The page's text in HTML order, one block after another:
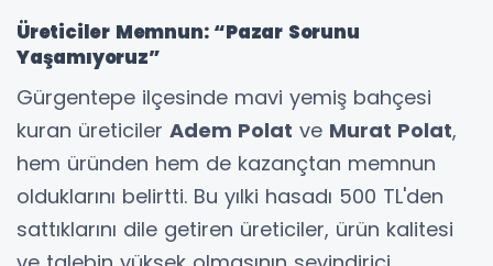
Üreticiler Memnun: “Pazar Sorunu
Yaşamıyoruz”
Gürgentepe ilçesinde mavi yemiş bahçesi
kuran üreticiler Adem Polat ve Murat Polat,
hem üründen hem de kazançtan memnun
olduklarını belirtti. Bu yılki hasadı 500 TL'den
sattıklarını dile getiren üreticiler, ürün kalitesi